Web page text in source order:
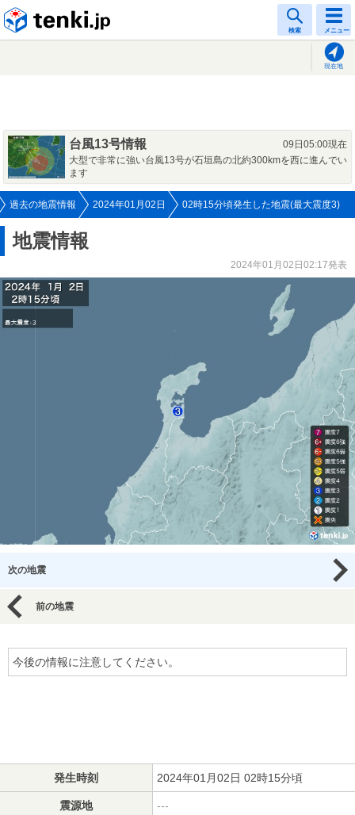
検索 メニュー
現在地
台風13号情報
09日05:00現在
大型で非常に強い台風13号が石垣島の北約300kmを西に進んでい
ます
過去の地震情報 2024年01月02日 02時15分頃発生した地震(最大震度3)
地震情報
2024年01月02日02:17発表
次の地震
前の地震
今後の情報に注意してください。
発生時刻 2024年01月02日 02時15分頃
震源地 ---